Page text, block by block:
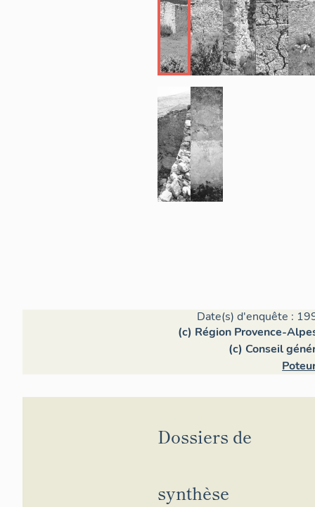
Date(s) d'enquête :
(c) Région Provence-
(c) Conseil
Dossiers de
synthèse